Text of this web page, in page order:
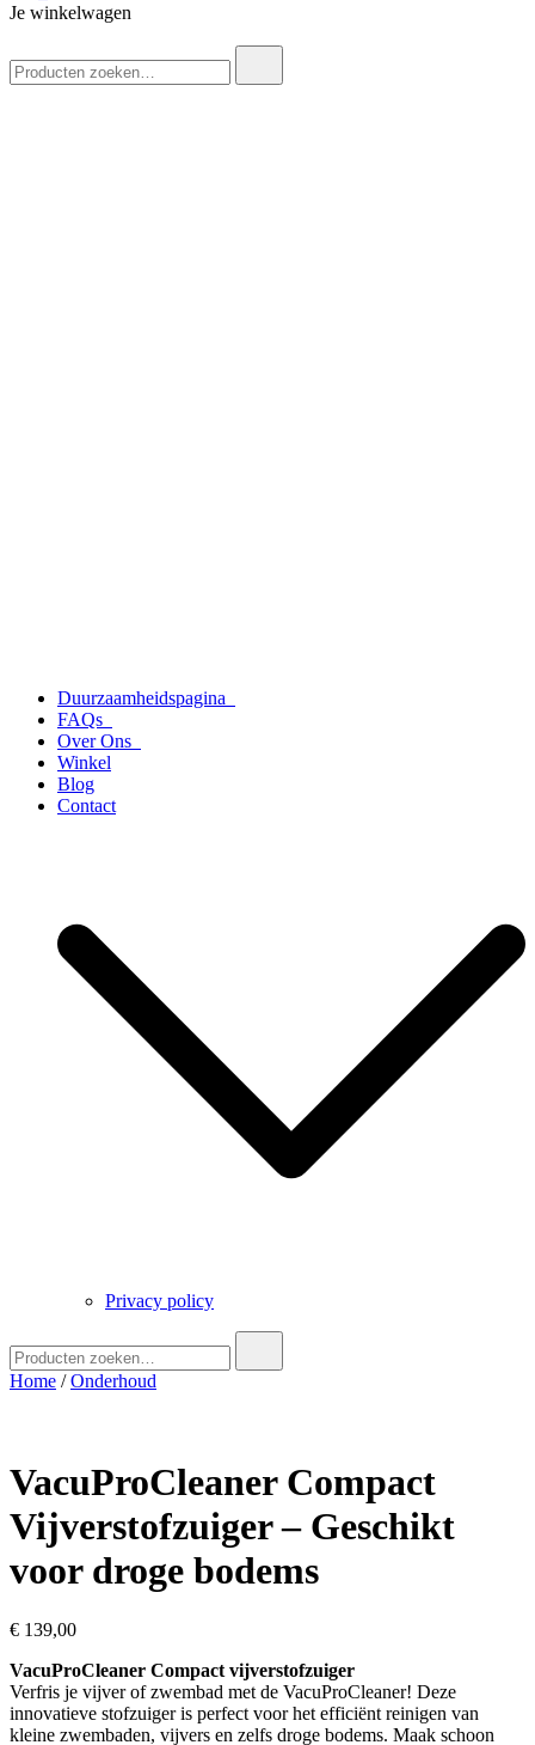
Je winkelwagen
naar:
Duurzaamheidspagina
FAQs
Over Ons
Winkel
Blog
Contact
Privacy policy
naar:
Home /Onderhoud
VacuProCleaner Compact
Vijverstofzuiger – Geschikt
voor droge bodems
€ 139,00
VacuProCleaner Compact vijverstofzuiger
Verfris je vijver of zwembad met de VacuProCleaner! Deze
innovatieve stofzuiger is perfect voor het efficiënt reinigen van
kleine zwembaden, vijvers en zelfs droge bodems. Maak schoon